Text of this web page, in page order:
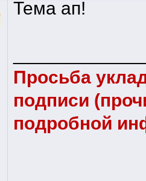
Тема ап!
Просьба
подписи
подробной